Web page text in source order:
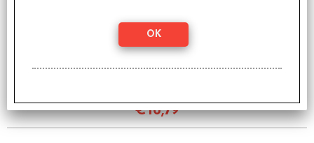
7 Wonders: Architects
€16,79